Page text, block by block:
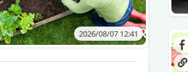
2026/08/07 12:41